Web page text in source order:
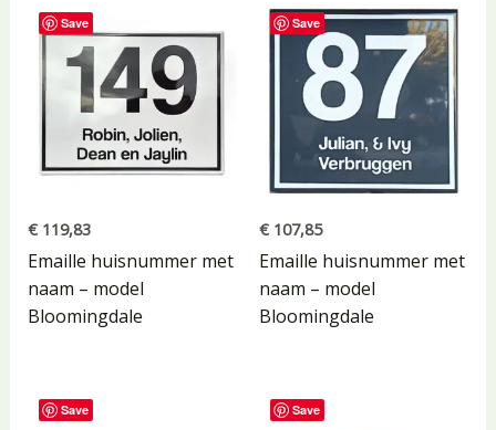
Save
€119,83
Emaille huisnummer met
naam – model
Bloomingdale
Save
€ 107,85
Emaille huisnummer met
naam – model
Bloomingdale
Save Save